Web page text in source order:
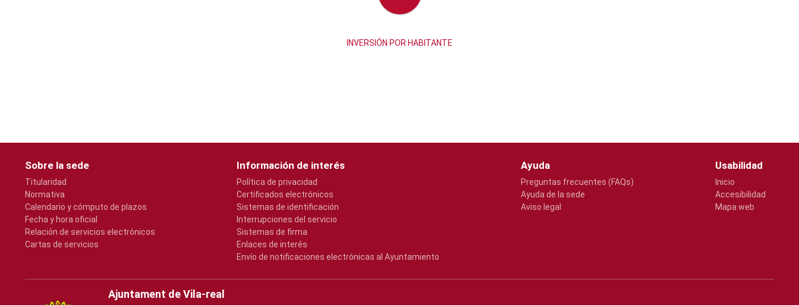
INVERSIÓN POR HABITANTE
Sobre la sede
Titularidad
Normativa
Calendario y cómputo de plazos
Fecha y hora oficial
Relación de servicios electrónicos
Cartas de servicios
Información de interés
Política de privacidad
Certificados electrónicos
Sistemas de identificación
Interrupciones del servicio
Sistemas de firma
Enlaces de interés
Envío de notificaciones electrónicas al Ayuntamiento
Ayuda
Preguntas frecuentes (FAQs)
Ayuda de la sede
Aviso legal
Usabilidad
Inicio
Accesibilidad
Mapa web
Ajuntament de Vila-real